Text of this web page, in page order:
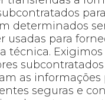
determinados
usadas para
técnica. Exigimos
as informações
seguras e